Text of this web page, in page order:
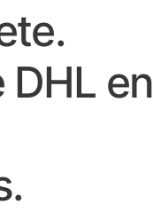
en